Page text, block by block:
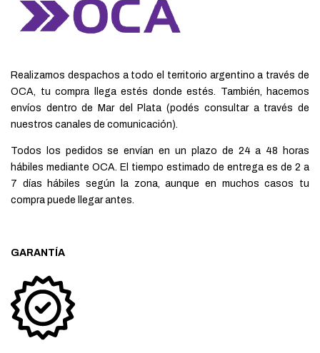
Realizamos despachos a todo el territorio argentino a través de
OCA, tu compra llega estés donde estés. También, hacemos
envíos dentro de Mar del Plata (podés consultar a través de
nuestros canales de comunicación).
Todos los pedidos se envían en un plazo de 24 a 48 horas
hábiles mediante OCA. El tiempo estimado de entrega es de 2 a
7 días hábiles según la zona, aunque en muchos casos tu
compra puede llegar antes.
GARANTÍA